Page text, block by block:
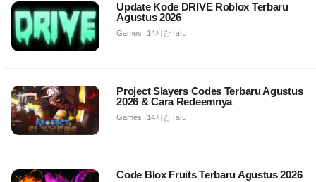
Update Kode DRIVE Roblox Terbaru
Agustus 2026
Games 14시간 lalu
Project Slayers Codes Terbaru Agustus
2026 & Cara Redeemnya
Games 14시간 lalu
Code Blox Fruits Terbaru Agustus 2026